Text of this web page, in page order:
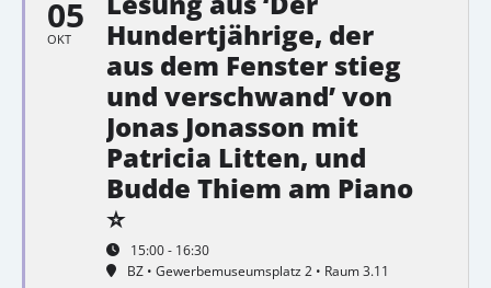
05
OKT
Hundertjährige, der
aus dem Fenster stieg
und verschwand’ von
Jonas Jonasson mit
Patricia Litten, und
Budde Thiem am Piano
⭐
15:00 - 16:30
BZ • Gewerbemuseumsplatz 2 • Raum 3.11